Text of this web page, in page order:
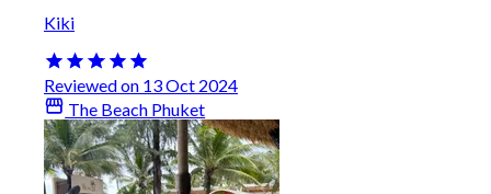
Kiki
Reviewed on 13 Oct 2024
The Beach Phuket